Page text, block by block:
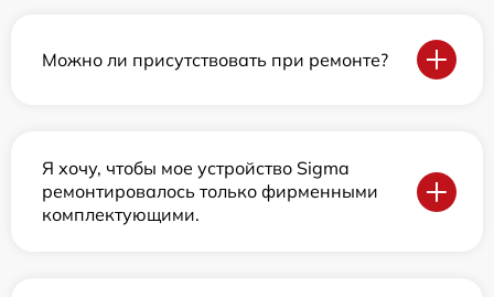
Можно ли присутствовать при ремонте?
Я хочу, чтобы мое устройство Sigma
ремонтировалось только фирменными
комплектующими.